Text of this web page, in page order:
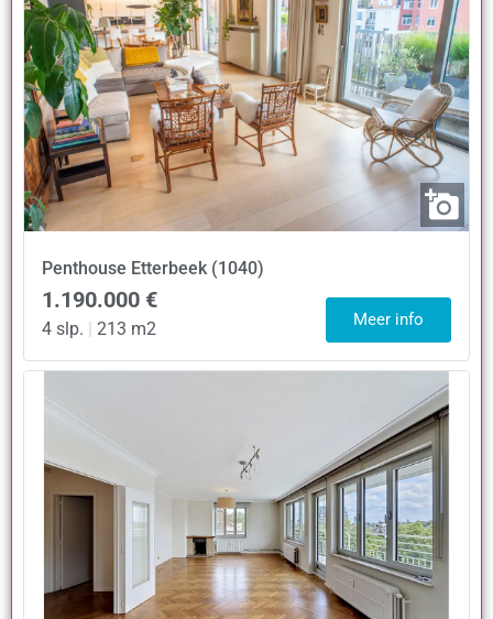
Penthouse Etterbeek (1040)
1.190.000 €
4 slp. | 213 m2 Meer info